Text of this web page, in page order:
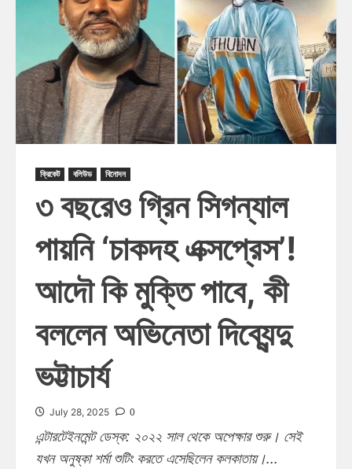
ক্রিকেট বলিউড বিনোদন
৩ বছরেও গ্রিন সিগন্যাল
পায়নি ‘চাকদহ এক্সপ্রেস’!
আদৌ কি মুক্তি পাবে, কী
বললেন অভিনেতা দিব্যেন্দু
ভট্টাচার্য
July 28, 2025 0
এন্টারটেইনমেন্ট ডেস্ক: ২০২২ সাল থেকে অপেক্ষার শুরু। সেই
যখন অনুষ্কা শর্মা শুটিং করতে এসেছিলেন কলকাতায়।...